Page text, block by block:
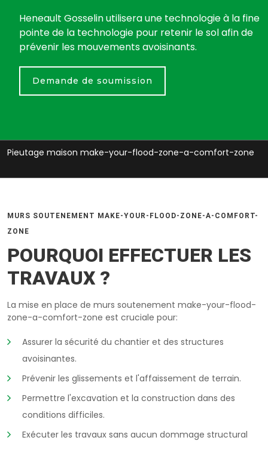
Heneault Gosselin utilisera une technologie à la fine
pointe de la technologie pour retenir le sol afin de
prévenir les mouvements avoisinants.
Demande de soumission
Pieutage maison make-your-flood-zone-a-comfort-zone
MURS SOUTENEMENT MAKE-YOUR-FLOOD-ZONE-A-COMFORT-
ZONE
POURQUOI EFFECTUER LES
TRAVAUX ?
La mise en place de murs soutenement make-your-flood-
zone-a-comfort-zone est cruciale pour:
Assurer la sécurité du chantier et des structures
avoisinantes.
Prévenir les glissements et l'affaissement de terrain.
Permettre l'excavation et la construction dans des
conditions difficiles.
Exécuter les travaux sans aucun dommage structural